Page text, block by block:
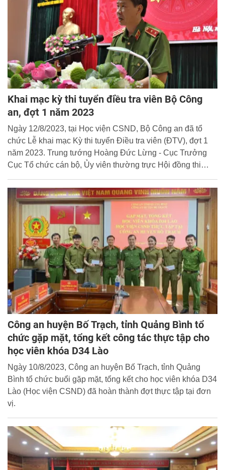
Khai mạc kỳ thi tuyển điều tra viên Bộ Công
an, đợt 1 năm 2023
Ngày 12/8/2023, tại Học viện CSND, Bộ Công an đã tổ
chức Lễ khai mạc Kỳ thi tuyển Điều tra viên (ĐTV), đợt 1
năm 2023. Trung tướng Hoàng Đức Lừng - Cục Trưởng
Cục Tổ chức cán bộ, Ủy viên thường trực Hội đồng thi
Công an huyện Bố Trạch, tỉnh Quảng Bình tổ
chức gặp mặt, tổng kết công tác thực tập cho
học viên khóa D34 Lào
Ngày 10/8/2023, Công an huyện Bố Trạch, tỉnh Quảng
Bình tổ chức buổi gặp mặt, tổng kết cho học viên khóa D34
Lào (Học viện CSND) đã hoàn thành đợt thực tập tại đơn
vị.